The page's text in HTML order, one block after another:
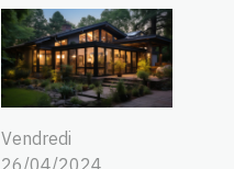
Vendredi
26/04/2024